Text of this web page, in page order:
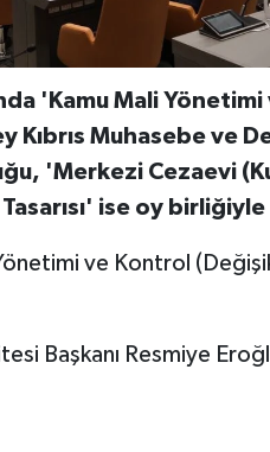
'Kamu Mali Yönetimi
Kıbrıs Muhasebe ve
'Merkezi Cezaevi
Tasarısı' ise oy
ve Kontrol
Başkanı Resmiye